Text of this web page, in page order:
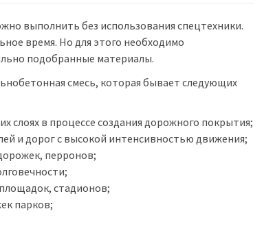
выполнить без использования спецтехники.
время. Но для этого необходимо
подобранные материалы.
смесь, которая бывает следующих
слоях в процессе создания дорожного покрытия;
и дорог с высокой интенсивностью движения;
перронов;
стадионов;
парков;